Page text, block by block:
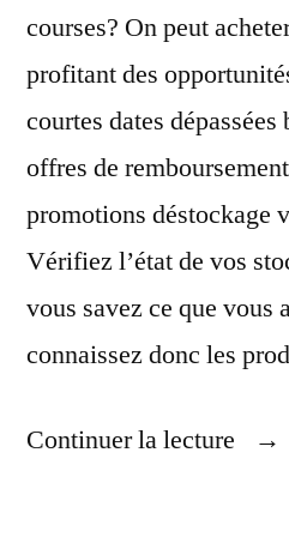
courses? On peut
profitant des
courtes dates
offres de
promotions déstockage
Vérifiez l’état de vos
vous savez ce que vous
connaissez donc les
Continuer la lecture
«